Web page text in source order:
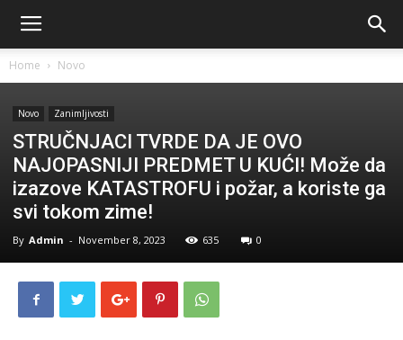
Home Novo
Novo Zanimljivosti
STRUČNJACI TVRDE DA JE OVO
NAJOPASNIJI PREDMET U KUĆI! Može da
izazove KATASTROFU i požar, a koriste ga
svi tokom zime!
By Admin - November 8, 2023 635 0